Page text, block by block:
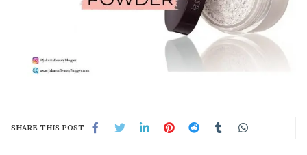
SHARE THIS POST